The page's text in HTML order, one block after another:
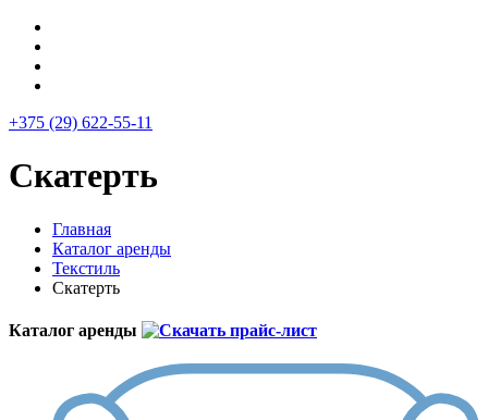
+375 (29) 622-55-11
Скатерть
Главная
Каталог аренды
Текстиль
Скатерть
Каталог аренды